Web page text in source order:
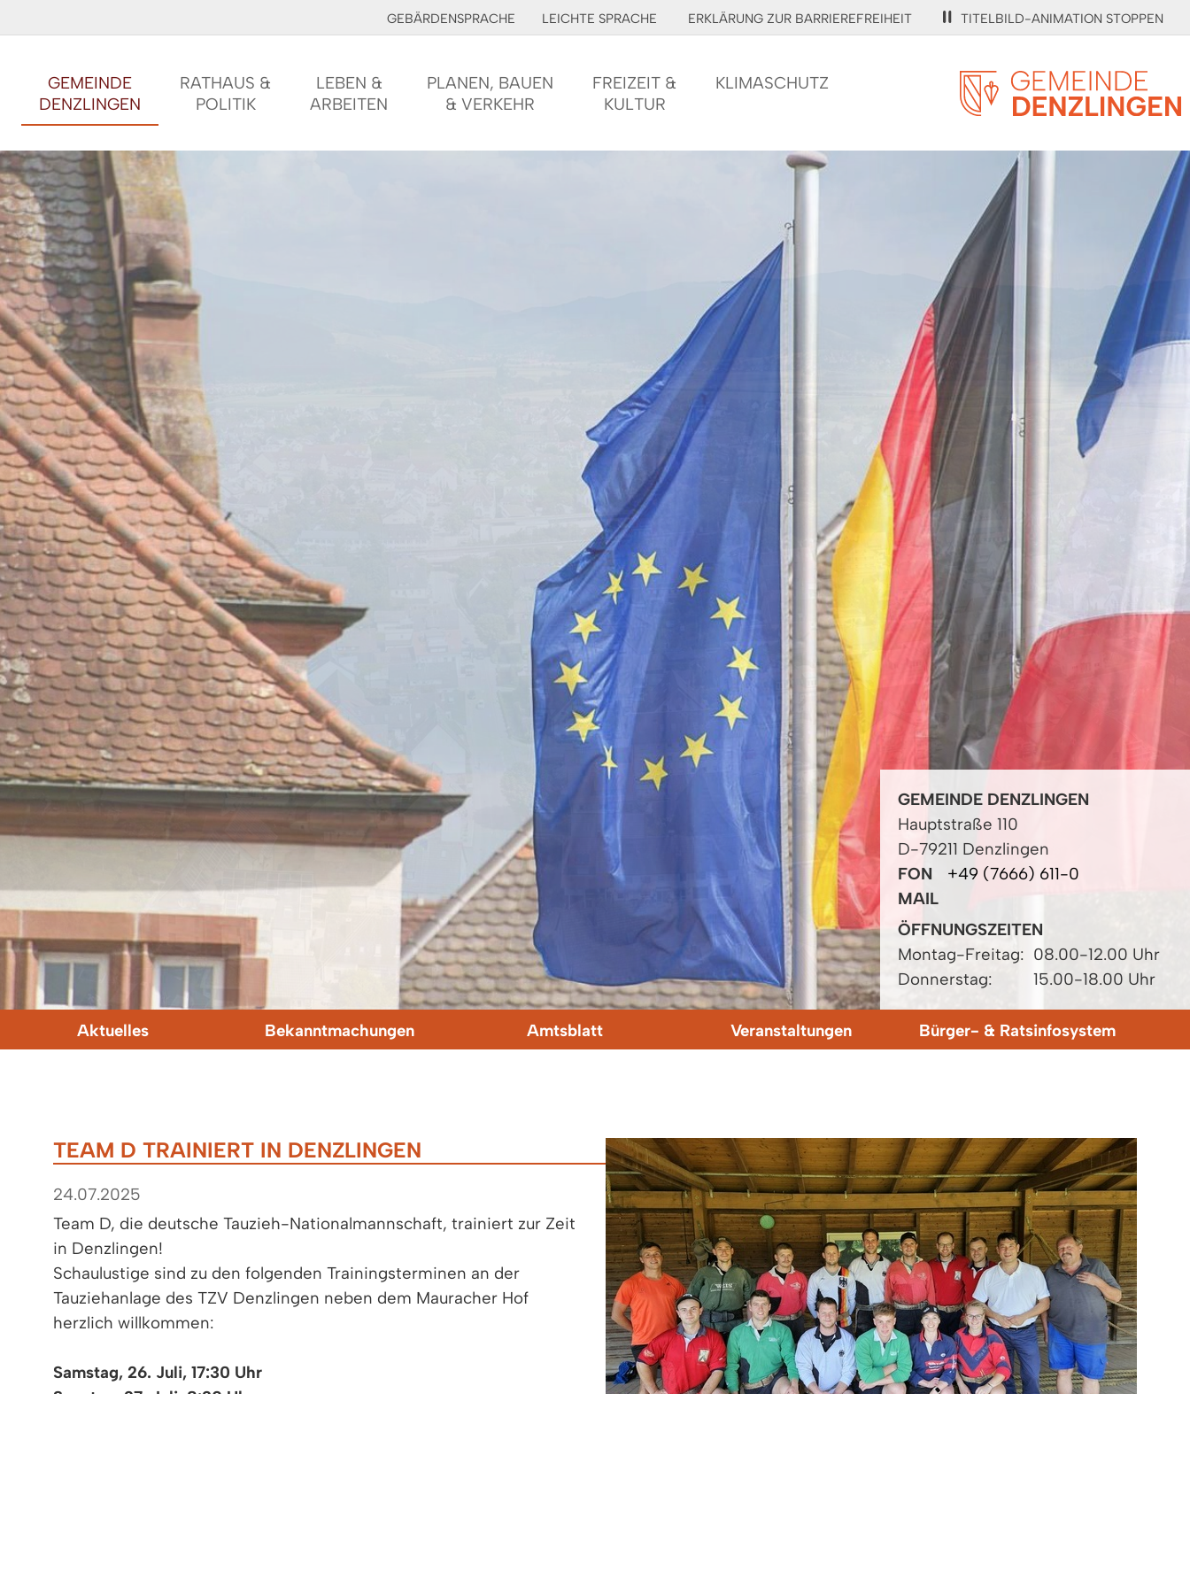
GEBÄRDENSPRACHE LEICHTE SPRACHE ERKLÄRUNG ZUR BARRIEREFREIHEIT TITELBILD-ANIMATION STOPPEN
GEMEINDE
DENZLINGEN
RATHAUS &
POLITIK
LEBEN &
ARBEITEN
PLANEN, BAUEN
& VERKEHR
FREIZEIT &
KULTUR
KLIMASCHUTZ
GEMEINDE DENZLINGEN
Hauptstraße 110
D-79211 Denzlingen
FON
+49 (7666) 611-0
MAIL
ÖFFNUNGSZEITEN
Montag-Freitag: 08.00-12.00 Uhr
Donnerstag:
15.00-18.00 Uhr
Aktuelles Bekanntmachungen Amtsblatt Veranstaltungen Bürger- & Ratsinfosystem
TEAM D TRAINIERT IN DENZLINGEN
24.07.2025
Team D, die deutsche Tauzieh-Nationalmannschaft, trainiert zur Zeit
in Denzlingen!
Schaulustige sind zu den folgenden Trainingsterminen an der
Tauziehanlage des TZV Denzlingen neben dem Mauracher Hof
herzlich willkommen:
Samstag, 26. Juli, 17:30 Uhr
Sonntag, 27. Juli, 8:30 Uhr